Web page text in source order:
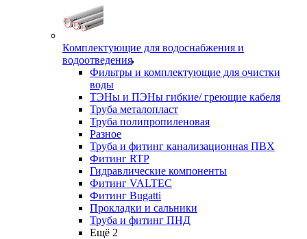
Комплектующие для водоснабжения и
водоотведения
Фильтры и комплектующие для очистки
воды
ТЭНы и ПЭНы гибкие/ греющие кабеля
Труба металопласт
Труба полипропиленовая
Разное
Труба и фитинг канализационная ПВХ
Фитинг RTP
Гидравлические компоненты
Фитинг VALTEC
Фитинг Bugatti
Прокладки и сальники
Труба и фитинг ПНД
Ещё 2